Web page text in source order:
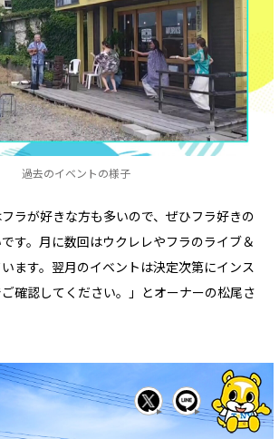
過去のイベントの様子
フラが好きな方も多いので、ぜひフラ好きの
す。月に数回はウクレレやフラのライブ＆
ます。翌月のイベントは決定次第にインス
確認してください。」とオーナーの松尾さ